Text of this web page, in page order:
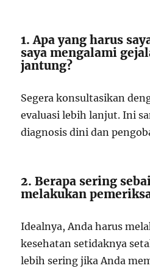
1. Apa yang harus
saya mengalami
jantung?
Segera konsultasikan
evaluasi lebih lanjut. Ini
diagnosis dini dan
2. Berapa sering
melakukan
Idealnya, Anda harus
kesehatan setidaknya
lebih sering jika Anda